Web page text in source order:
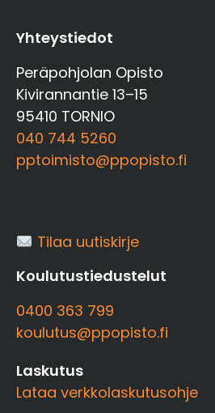
Yhteystiedot
Peräpohjolan Opisto
Kivirannantie 13–15
95410 TORNIO
040 744 5260
pptoimisto@ppopisto.fi
Tilaa uutiskirje
Koulutustiedustelut
0400 363 799
koulutus@ppopisto.fi
Laskutus
Lataa verkkolaskutusohje